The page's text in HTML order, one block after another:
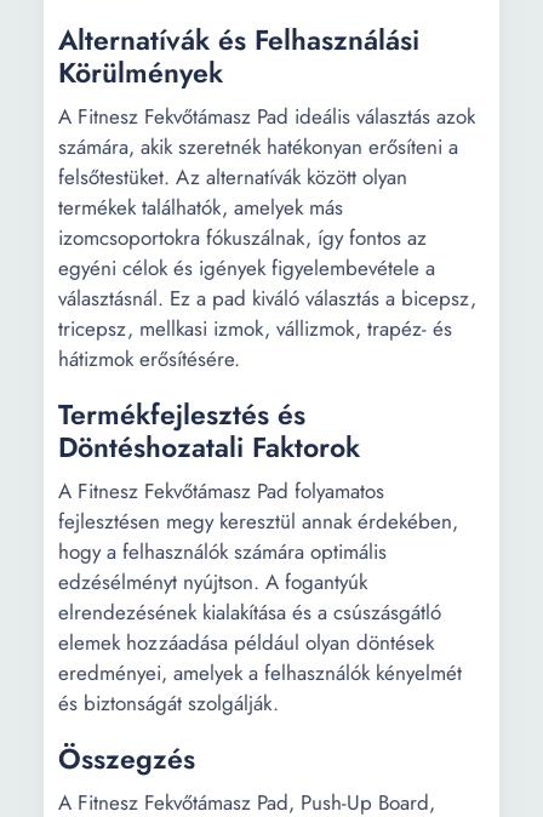
Alternatívák és Felhasználási
Körülmények
A Fitnesz Fekvőtámasz Pad ideális választás azok
számára, akik szeretnék hatékonyan erősíteni a
felsőtestüket. Az alternatívák között olyan
termékek találhatók, amelyek más
izomcsoportokra fókuszálnak, így fontos az
egyéni célok és igények figyelembevétele a
választásnál. Ez a pad kiváló választás a bicepsz,
tricepsz, mellkasi izmok, vállizmok, trapéz- és
hátizmok erősítésére.
Termékfejlesztés és
Döntéshozatali Faktorok
A Fitnesz Fekvőtámasz Pad folyamatos
fejlesztésen megy keresztül annak érdekében,
hogy a felhasználók számára optimális
edzésélményt nyújtson. A fogantyúk
elrendezésének kialakítása és a csúszásgátló
elemek hozzáadása például olyan döntések
eredményei, amelyek a felhasználók kényelmét
és biztonságát szolgálják.
Összegzés
A Fitnesz Fekvőtámasz Pad, Push-Up Board,